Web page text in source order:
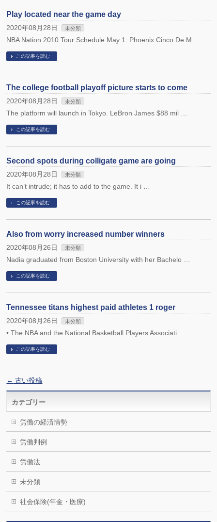
Play located near the game day
2020年08月28日 未分類
NBA Nation 2010 Tour Schedule May 1: Phoenix Cinco De M …
この記事を読む
The college football playoff picture starts to come
2020年08月28日 未分類
The platform will launch in Tokyo. LeBron James $88 mil …
この記事を読む
Second spots during colligate game are going
2020年08月28日 未分類
It can’t intrude; it has to add to the game. It i …
この記事を読む
Also from worry increased number winners
2020年08月26日 未分類
Nadia graduated from Boston University with her Bachelo …
この記事を読む
Tennessee titans highest paid athletes 1 roger
2020年08月26日 未分類
• The NBA and the National Basketball Players Associati …
この記事を読む
← 古い投稿
カテゴリー
労働の経済情勢
労働判例
労働法
未分類
社会保険(年金・医療)